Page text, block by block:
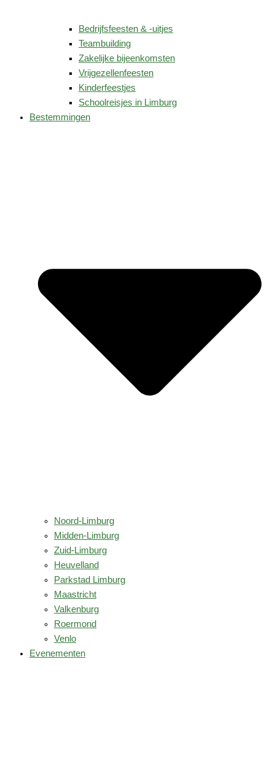
Bedrijfsfeesten & -uitjes
Teambuilding
Zakelijke bijeenkomsten
Vrijgezellenfeesten
Kinderfeestjes
Schoolreisjes in Limburg
Bestemmingen
Noord-Limburg
Midden-Limburg
Zuid-Limburg
Heuvelland
Parkstad Limburg
Maastricht
Valkenburg
Roermond
Venlo
Evenementen